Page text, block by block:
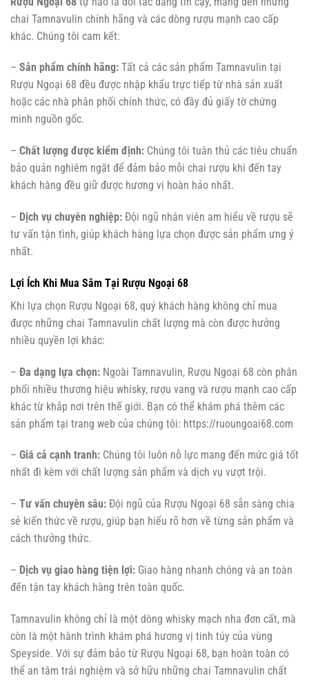
chai Tamnavulin chính hãng và các dòng rượu mạnh cao cấp
khác. Chúng tôi cam kết:
– Sản phẩm chính hãng: Tất cả các sản phẩm Tamnavulin tại
Rượu Ngoại 68 đều được nhập khẩu trực tiếp từ nhà sản xuất
hoặc các nhà phân phối chính thức, có đầy đủ giấy tờ chứng
minh nguồn gốc.
– Chất lượng được kiểm định: Chúng tôi tuân thủ các tiêu chuẩn
bảo quản nghiêm ngặt để đảm bảo mỗi chai rượu khi đến tay
khách hàng đều giữ được hương vị hoàn hảo nhất.
– Dịch vụ chuyên nghiệp: Đội ngũ nhân viên am hiểu về rượu sẽ
tư vấn tận tình, giúp khách hàng lựa chọn được sản phẩm ưng ý
nhất.
Lợi Ích Khi Mua Sắm Tại Rượu Ngoại 68
Khi lựa chọn Rượu Ngoại 68, quý khách hàng không chỉ mua
được những chai Tamnavulin chất lượng mà còn được hưởng
nhiều quyền lợi khác:
– Đa dạng lựa chọn: Ngoài Tamnavulin, Rượu Ngoại 68 còn phân
phối nhiều thương hiệu whisky, rượu vang và rượu mạnh cao cấp
khác từ khắp nơi trên thế giới. Bạn có thể khám phá thêm các
sản phẩm tại trang web của chúng tôi: https://ruoungoai68.com
– Giá cả cạnh tranh: Chúng tôi luôn nỗ lực mang đến mức giá tốt
nhất đi kèm với chất lượng sản phẩm và dịch vụ vượt trội.
– Tư vấn chuyên sâu: Đội ngũ của Rượu Ngoại 68 sẵn sàng chia
sẻ kiến thức về rượu, giúp bạn hiểu rõ hơn về từng sản phẩm và
cách thưởng thức.
– Dịch vụ giao hàng tiện lợi: Giao hàng nhanh chóng và an toàn
đến tận tay khách hàng trên toàn quốc.
Tamnavulin không chỉ là một dòng whisky mạch nha đơn cất, mà
còn là một hành trình khám phá hương vị tinh túy của vùng
Speyside. Với sự đảm bảo từ Rượu Ngoại 68, bạn hoàn toàn có
thể an tâm trải nghiệm và sở hữu những chai Tamnavulin chất